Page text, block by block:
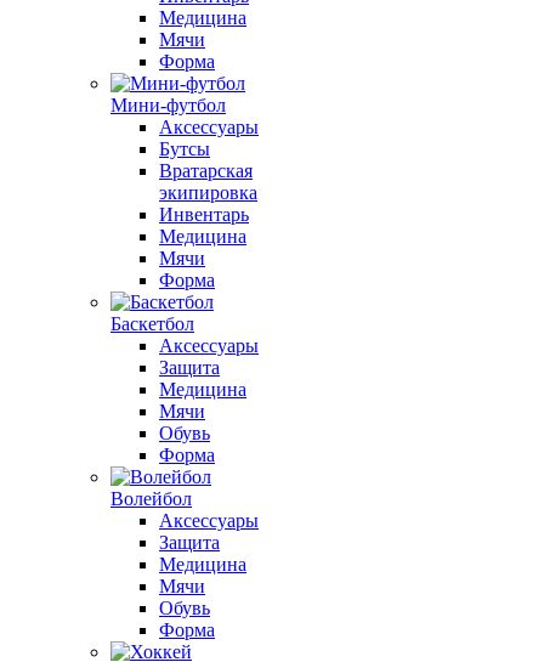
Медицина
Мячи
Форма
Мини-футбол
Аксессуары
Бутсы
Вратарская
экипировка
Инвентарь
Медицина
Мячи
Форма
Баскетбол
Аксессуары
Защита
Медицина
Мячи
Обувь
Форма
Волейбол
Аксессуары
Защита
Медицина
Мячи
Обувь
Форма